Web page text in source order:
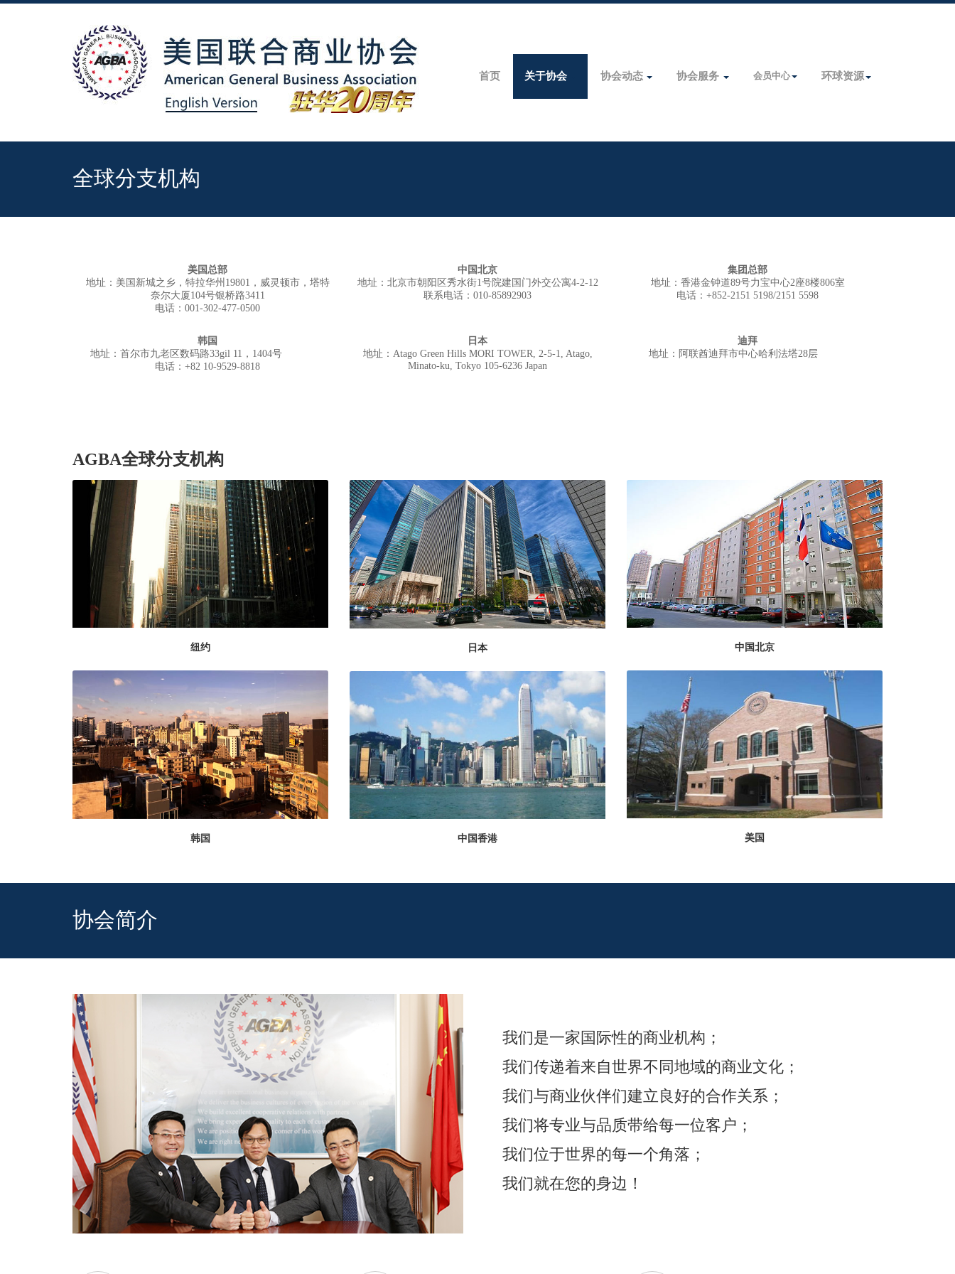
首页 关于协会 协会动态 协会服务 会员中心 环球资源
全球分支机构
美国总部
地址：美国新城之乡，特拉华州19801，威灵顿市，塔特
奈尔大厦104号银桥路3411
电话：001-302-477-0500
中国北京
地址：北京市朝阳区秀水街1号院建国门外交公寓4-2-12
联系电话：010-85892903
集团总部
地址：香港金钟道89号力宝中心2座8楼806室
电话：+852-2151 5198/2151 5598
韩国
地址：首尔市九老区数码路33gil 11，1404号
电话：+82 10-9529-8818
日本
地址：Atago Green Hills MORI TOWER, 2-5-1, Atago,
Minato-ku, Tokyo 105-6236 Japan
迪拜
地址：阿联酋迪拜市中心哈利法塔28层
AGBA全球分支机构
纽约 日本 中国北京
韩国 美国
中国香港
协会简介
我们是一家国际性的商业机构；
我们传递着来自世界不同地域的商业文化；
我们与商业伙伴们建立良好的合作关系；
我们将专业与品质带给每一位客户；
我们位于世界的每一个角落；
我们就在您的身边！